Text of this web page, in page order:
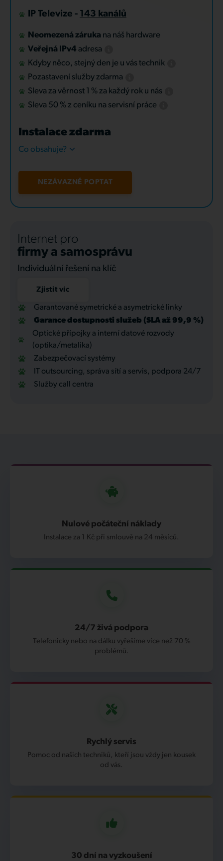
IP Televize - 143 kanálů
Neomezená záruka na náš hardware
Veřejná IPv4 adresa
Kdyby něco, stejný den je u vás technik
Pozastavení služby zdarma
Sleva za věrnost 1 % za každý rok u nás
Sleva 50 % z ceníku na servisní práce
Instalace zdarma
Co obsahuje?
NEZÁVAZNĚ POPTAT
Internet pro
firmy a samosprávu
Individuální řešení na klíč
Zjistit víc
Garantované symetrické a asymetrické linky
Garance dostupnosti služeb (SLA až 99,9 %)
Optické přípojky a interní datové rozvody
(optika/metalika)
Zabezpečovací systémy
IT outsourcing, správa sítí a servis, podpora 24/7
Služby call centra
Nulové počáteční náklady
Instalace za 1 Kč při smlouvě na 24 měsíců.
24/7 živá podpora
Telefonicky nebo na dálku vyřešíme více než 70 %
problémů.
Rychlý servis
Pomoc od našich techniků, kteří jsou vždy jen kousek
od vás.
30 dní na vyzkoušení